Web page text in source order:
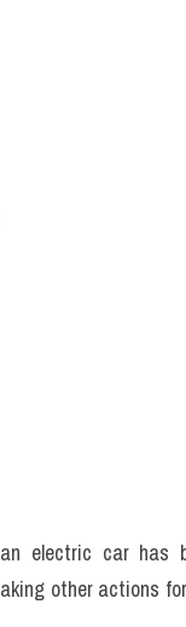
electric car has
other actions